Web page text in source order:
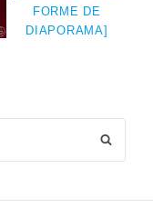
FORME DE
DIAPORAMA]